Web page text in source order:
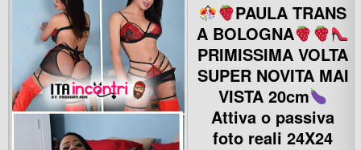
PAULA TRANS
A BOLOGNA
PRIMISSIMA VOLTA
SUPER NOVITA MAI
VISTA 20cm
Attiva o passiva
foto reali 24X24